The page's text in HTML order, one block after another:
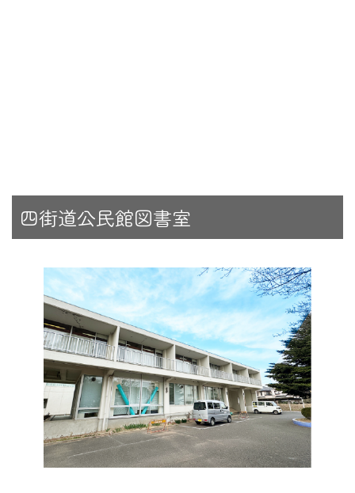
四街道公民館図書室